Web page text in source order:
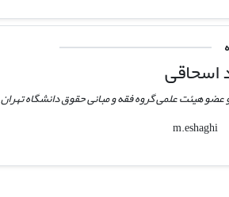
اسحاقی
عضو هیئت علمی گروه فقه و مبانی حقوق دانشگاه تهران